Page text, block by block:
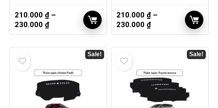
210.000 ₫ –
230.000 ₫Khoảng
giá:
230.000 ₫
210.000 ₫ –
230.000 ₫Khoảng
giá:
230.000 ₫
Sale! Sale!